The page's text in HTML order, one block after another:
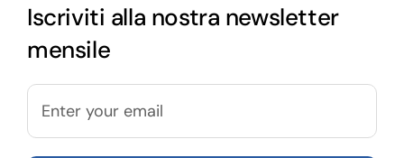
Iscriviti alla nostra newsletter
mensile